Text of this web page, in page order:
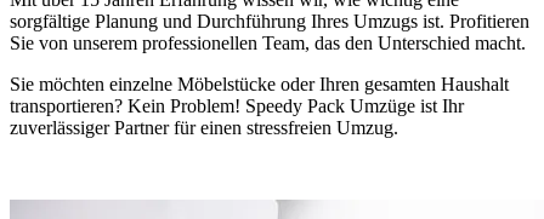
sorgfältige Planung und Durchführung Ihres Umzugs ist. Profitieren
Sie von unserem professionellen Team, das den Unterschied macht.
Sie möchten einzelne Möbelstücke oder Ihren gesamten Haushalt
transportieren? Kein Problem! Speedy Pack Umzüge ist Ihr
zuverlässiger Partner für einen stressfreien Umzug.